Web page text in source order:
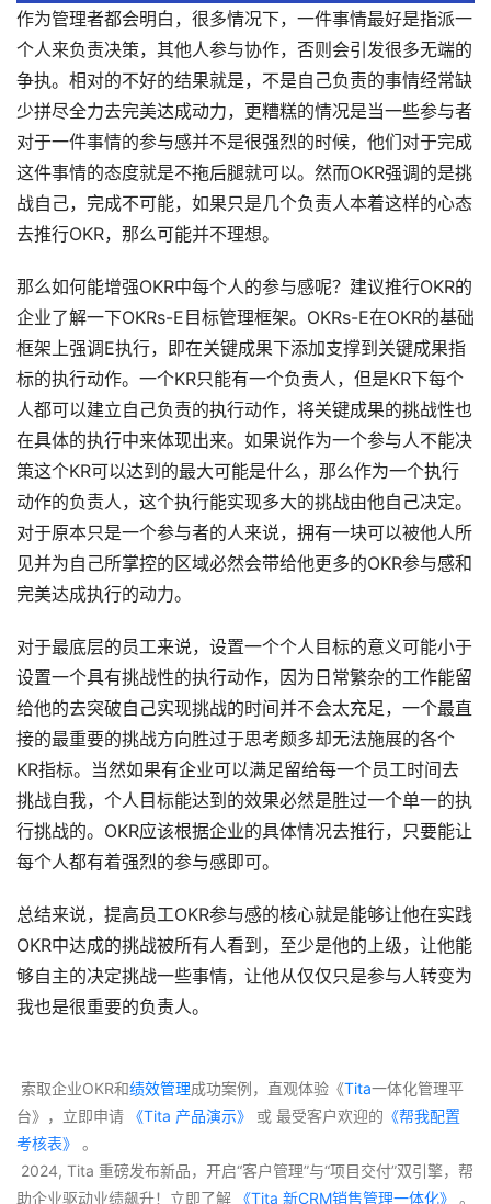
作为管理者都会明白，很多情况下，一件事情最好是指派一
个人来负责决策，其他人参与协作，否则会引发很多无端的
争执。相对的不好的结果就是，不是自己负责的事情经常缺
少拼尽全力去完美达成动力，更糟糕的情况是当一些参与者
对于一件事情的参与感并不是很强烈的时候，他们对于完成
这件事情的态度就是不拖后腿就可以。然而OKR强调的是挑
战自己，完成不可能，如果只是几个负责人本着这样的心态
去推行OKR，那么可能并不理想。
那么如何能增强OKR中每个人的参与感呢？建议推行OKR的
企业了解一下OKRs-E目标管理框架。OKRs-E在OKR的基础
框架上强调E执行，即在关键成果下添加支撑到关键成果指
标的执行动作。一个KR只能有一个负责人，但是KR下每个
人都可以建立自己负责的执行动作，将关键成果的挑战性也
在具体的执行中来体现出来。如果说作为一个参与人不能决
策这个KR可以达到的最大可能是什么，那么作为一个执行
动作的负责人，这个执行能实现多大的挑战由他自己决定。
对于原本只是一个参与者的人来说，拥有一块可以被他人所
见并为自己所掌控的区域必然会带给他更多的OKR参与感和
完美达成执行的动力。
对于最底层的员工来说，设置一个个人目标的意义可能小于
设置一个具有挑战性的执行动作，因为日常繁杂的工作能留
给他的去突破自己实现挑战的时间并不会太充足，一个最直
接的最重要的挑战方向胜过于思考颇多却无法施展的各个
KR指标。当然如果有企业可以满足留给每一个员工时间去
挑战自我，个人目标能达到的效果必然是胜过一个单一的执
行挑战的。OKR应该根据企业的具体情况去推行，只要能让
每个人都有着强烈的参与感即可。
总结来说，提高员工OKR参与感的核心就是能够让他在实践
OKR中达成的挑战被所有人看到，至少是他的上级，让他能
够自主的决定挑战一些事情，让他从仅仅只是参与人转变为
我也是很重要的负责人。
索取企业OKR和绩效管理成功案例，直观体验《Tita一体化管理平
台》，立即申请 《Tita 产品演示》 或 最受客户欢迎的 《帮我配置
考核表》
。
助企业驱动业绩飙升！立即了解 《Tita 新CRM销售管理一体化》 。